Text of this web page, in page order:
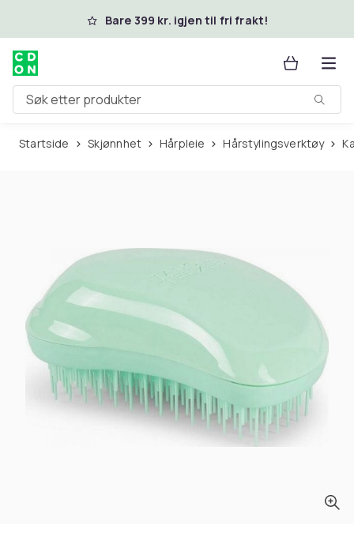
Hopp til hovedinnholdBare 399 kr. igjen til fri frakt!
Søk etter produkter
Startside Skjønnhet Hårpleie Hårstylingsverktøy